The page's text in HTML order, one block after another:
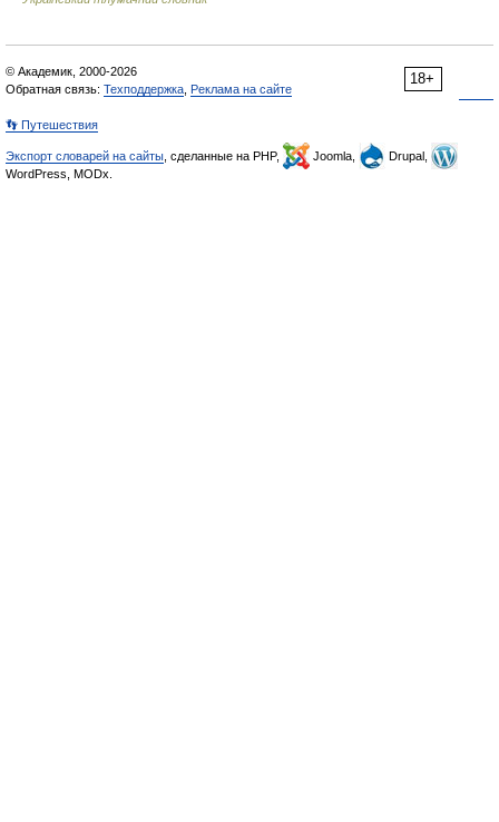
18+
© Академик, 2000-2026
Обратная связь: Техподдержка Реклама на сайте
👣 Путешествия
Экспорт словарей на сайты , сделанные на PHP, Joomla,
Drupal,
WordPress, MODx.